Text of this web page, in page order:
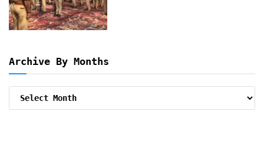
Archive By Months